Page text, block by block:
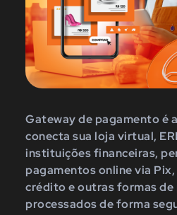
Gateway de pagamento é
conecta sua loja virtual,
instituições financeiras,
pagamentos online via
crédito e outras formas de
processados de forma